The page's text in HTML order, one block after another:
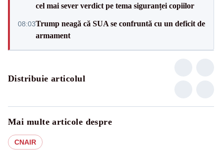
cel mai sever verdict pe tema siguranței copiilor
08:03Trump neagă că SUA se confruntă cu un deficit de
armament
Distribuie articolul
Mai multe articole despre
CNAIR